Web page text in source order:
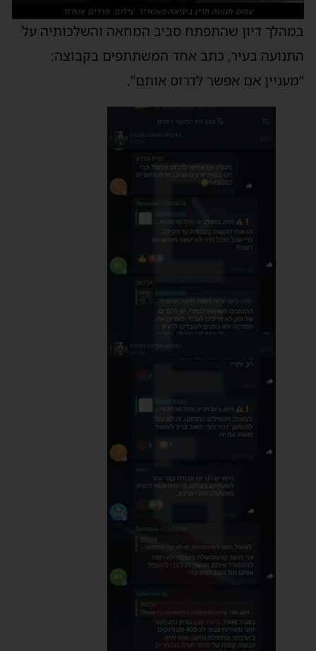
עומס תנועה חריג ביציאה מאשדוד. צילום: חרדים אשדוד
במהלך דיון שהתפתח סביב המחאה והשלכותיה על
התנועה בעיר, כתב אחד המשתתפים בקבוצה:
“מעניין אם אפשר לדרוס אותם”.